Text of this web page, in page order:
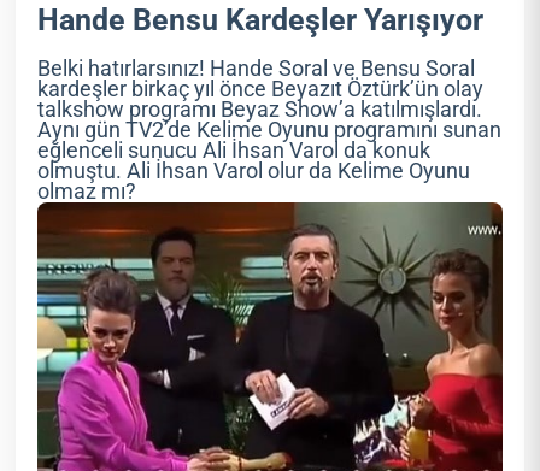
Hande Bensu Kardeşler Yarışıyor
Belki hatırlarsınız! Hande Soral ve Bensu Soral
kardeşler birkaç yıl önce Beyazıt Öztürk’ün olay
talkshow programı Beyaz Show’a katılmışlardı.
Aynı gün TV2’de Kelime Oyunu programını sunan
eğlenceli sunucu Ali İhsan Varol da konuk
olmuştu. Ali İhsan Varol olur da Kelime Oyunu
olmaz mı?